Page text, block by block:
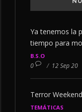
Ya tenemos la
tiempo para
B.S.O
0 / 12 Sep 20
Terror Weekend
TEMÁTICAS